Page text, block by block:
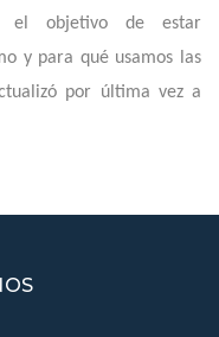
el objetivo de estar
y para qué usamos las
por última vez a